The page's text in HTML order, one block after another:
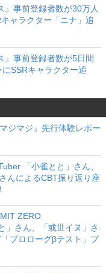
』事前登録者数が30万人
ャラクター「ニナ」追
』事前登録者数が5日間
SSRキャラクター追
ジマジ』先行体験レポー
「小雀とと」さん、
んによるCBT振り返り座
ZERO
」さん、「或世イヌ」さ
プロローグβテスト」プ